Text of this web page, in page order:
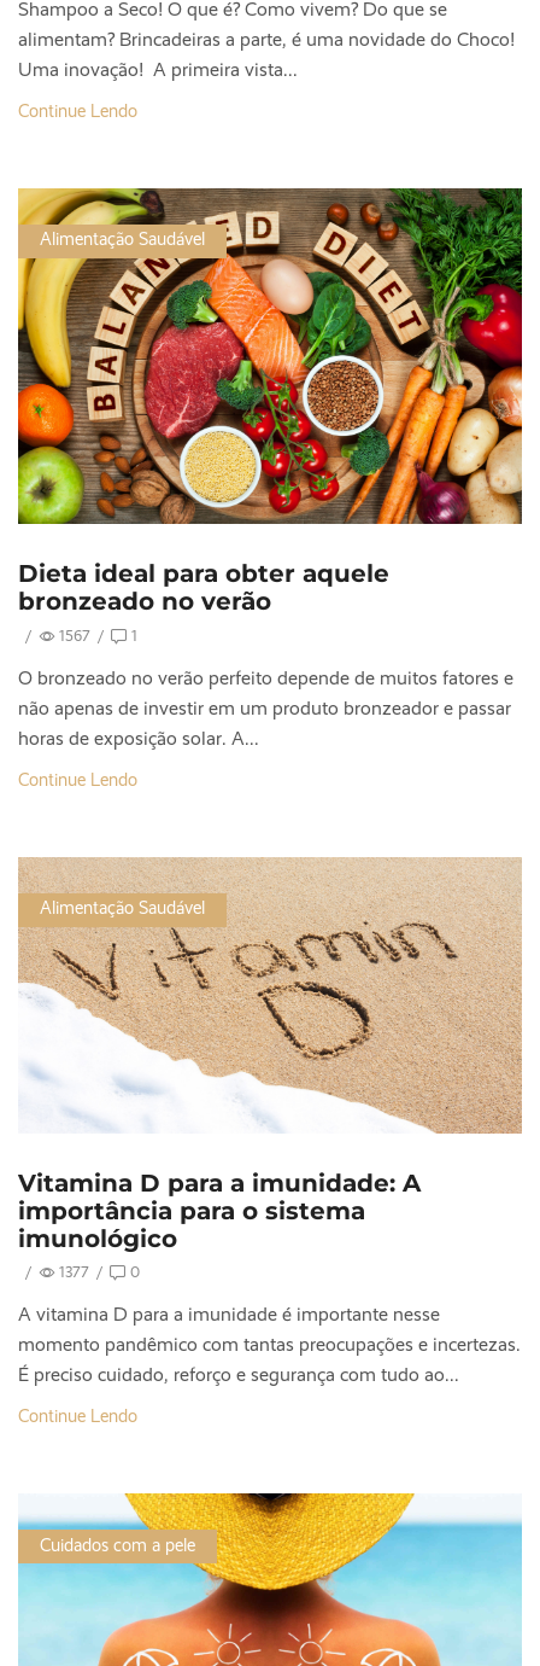
Shampoo a Seco! O que é? Como vivem? Do que se
alimentam? Brincadeiras a parte, é uma novidade do Choco!
Uma inovação! A primeira vista...
Continue Lendo
Alimentação Saudável
Dieta ideal para obter aquele
bronzeado no verão
/ 1567 / 1
O bronzeado no verão perfeito depende de muitos fatores e
não apenas de investir em um produto bronzeador e passar
horas de exposição solar. A...
Continue Lendo
Alimentação Saudável
Vitamina D para a imunidade: A
importância para o sistema
imunológico
/ 1377 / 0
A vitamina D para a imunidade é importante nesse
momento pandêmico com tantas preocupações e incertezas.
É preciso cuidado, reforço e segurança com tudo ao...
Continue Lendo
Cuidados com a pele